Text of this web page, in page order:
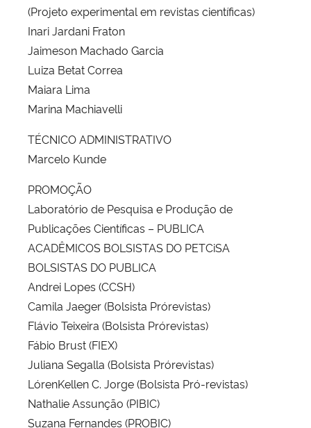
(Projeto experimental em revistas científicas)
Inari Jardani Fraton
Jaimeson Machado Garcia
Luiza Betat Correa
Maiara Lima
Marina Machiavelli
TÉCNICO ADMINISTRATIVO
Marcelo Kunde
PROMOÇÃO
Laboratório de Pesquisa e Produção de
Publicações Científicas – PUBLICA
ACADÊMICOS BOLSISTAS DO PETCiSA
BOLSISTAS DO PUBLICA
Andrei Lopes (CCSH)
Camila Jaeger (Bolsista Prórevistas)
Flávio Teixeira (Bolsista Prórevistas)
Fábio Brust (FIEX)
Juliana Segalla (Bolsista Prórevistas)
LórenKellen C. Jorge (Bolsista Pró-revistas)
Nathalie Assunção (PIBIC)
Suzana Fernandes (PROBIC)